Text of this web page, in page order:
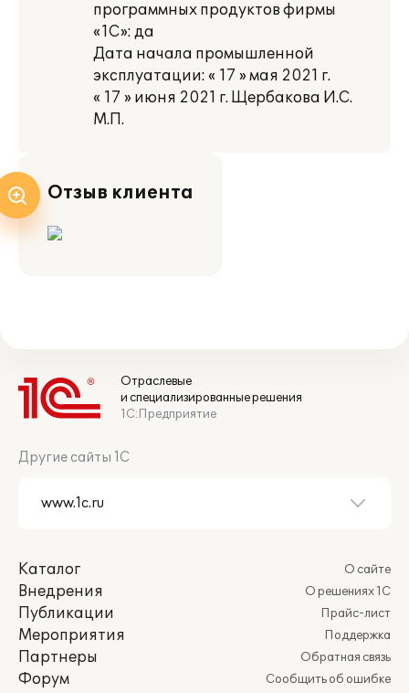
программных продуктов фирмы
«1С»: да
Дата начала промышленной
эксплуатации: « 17 » мая 2021 г.
« 17 » июня 2021 г. Щербакова И.С.
М.П.
Отзыв клиента
Отраслевые
и специализированные решения
1С:Предприятие
Другие сайты 1С
Каталог
Внедрения
Публикации
Мероприятия
Партнеры
Форум
О сайте
О решениях 1С
Прайс-лист
Поддержка
Обратная связь
Сообщить об ошибке